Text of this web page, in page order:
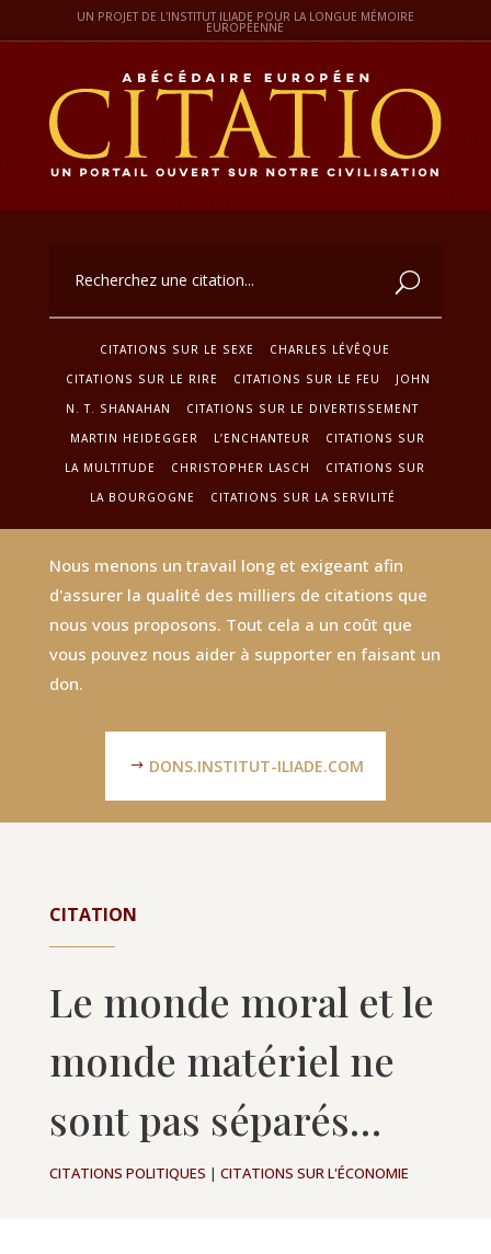
UN PROJET DE L'INSTITUT ILIADE POUR LA LONGUE MÉMOIRE
EUROPÉENNE
CITATIONS SUR LE SEXE
CHARLES LÉVÊQUE
CITATIONS SUR LE RIRE
CITATIONS SUR LE FEU
JOHN
N. T. SHANAHAN
CITATIONS SUR LE DIVERTISSEMENT
MARTIN HEIDEGGER
L’ENCHANTEUR
CITATIONS SUR
LA MULTITUDE
CHRISTOPHER LASCH
CITATIONS SUR
LA BOURGOGNE
CITATIONS SUR LA SERVILITÉ
Nous menons un travail long et exigeant afin
d'assurer la qualité des milliers de citations que
nous vous proposons. Tout cela a un coût que
vous pouvez nous aider à supporter en faisant un
don.
DONS.INSTITUT-ILIADE.COM
CITATION
Le monde moral et le
monde matériel ne
sont pas séparés…
CITATIONS POLITIQUES | CITATIONS SUR L'ÉCONOMIE